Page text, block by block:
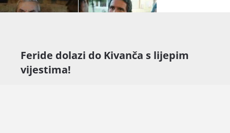
Feride dolazi do Kivanča s lijepim
vijestima!